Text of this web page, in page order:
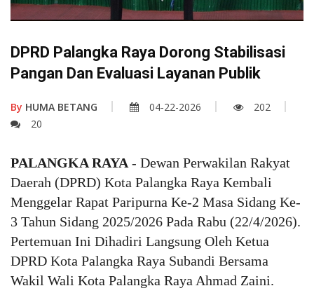
DPRD Palangka Raya Dorong Stabilisasi
Pangan Dan Evaluasi Layanan Publik
By HUMA BETANG 04-22-2026
202
20
PALANGKA RAYA - Dewan Perwakilan Rakyat
Daerah (DPRD) Kota Palangka Raya Kembali
Menggelar Rapat Paripurna Ke-2 Masa Sidang Ke-
3 Tahun Sidang 2025/2026 Pada Rabu (22/4/2026).
Pertemuan Ini Dihadiri Langsung Oleh Ketua
DPRD Kota Palangka Raya Subandi Bersama
Wakil Wali Kota Palangka Raya Ahmad Zaini.